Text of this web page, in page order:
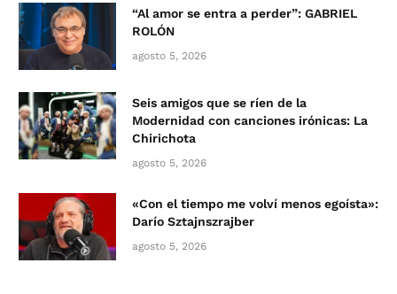
“Al amor se entra a perder”: GABRIEL
ROLÓN
agosto 5, 2026
Seis amigos que se ríen de la
Modernidad con canciones irónicas: La
Chirichota
agosto 5, 2026
«Con el tiempo me volví menos egoísta»:
Darío Sztajnszrajber
agosto 5, 2026